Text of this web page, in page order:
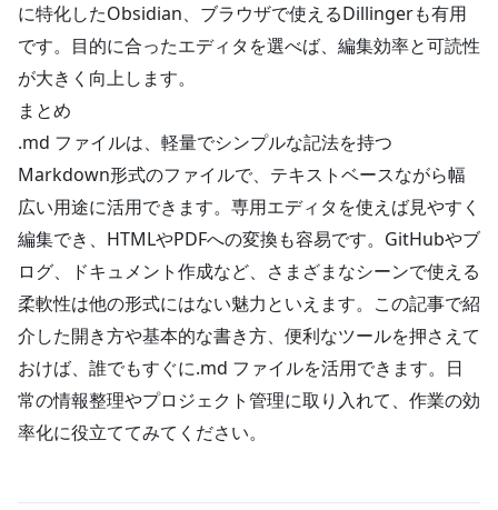
に特化したObsidian、ブラウザで使えるDillingerも有用
です。目的に合ったエディタを選べば、編集効率と可読性
が大きく向上します。
まとめ
.md ファイルは、軽量でシンプルな記法を持つ
Markdown形式のファイルで、テキストベースながら幅
広い用途に活用できます。専用エディタを使えば見やすく
編集でき、HTMLやPDFへの変換も容易です。GitHubやブ
ログ、ドキュメント作成など、さまざまなシーンで使える
柔軟性は他の形式にはない魅力といえます。この記事で紹
介した開き方や基本的な書き方、便利なツールを押さえて
おけば、誰でもすぐに.md ファイルを活用できます。日
常の情報整理やプロジェクト管理に取り入れて、作業の効
率化に役立ててみてください。